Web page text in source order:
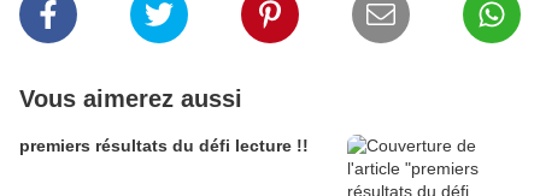
Vous aimerez aussi
premiers résultats du défi lecture !!